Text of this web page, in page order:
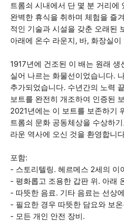
트롬쇠 시내에서 단 몇 분 거리에
완벽한 휴식을 취하며 체험을 즐
적인 기술과 시설을 갖춘 오래된
아래에 온수 라운지, 바, 화장실이
1917년에 건조된 이 배는 원래
실어 나르는 화물선이었습니다.
추가되었습니다. 수년간의 노력
보트를 완전히 개조하여 인증된
2021년에는 이 보트를 보존하기
트롬쇠 문화 공동체상을 수상하
라운 역사에 오신 것을 환영합니
포함:
- 스토리텔링. 헤르메스 2세의 이
- 평화롭고 조용한 갑판 위. 아래
- 따뜻한 음료. 기타 음료는 선상
- 필요한 경우 따뜻한 담요와 보
- 모든 개인 안전 장비.